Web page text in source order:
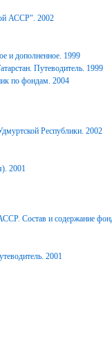
АССР". 2002
и дополненное. 1999
Путеводитель. 1999
по фондам. 2004
Республики. 2002
2001
Состав и содержание
2001